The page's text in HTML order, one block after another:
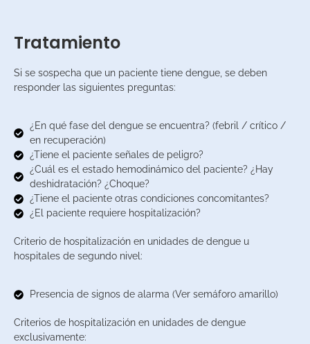
Tratamiento
Si se sospecha que un paciente tiene dengue, se deben
responder las siguientes preguntas:
¿En qué fase del dengue se encuentra? (febril / crítico /
en recuperación)
¿Tiene el paciente señales de peligro?
¿Cuál es el estado hemodinámico del paciente? ¿Hay
deshidratación? ¿Choque?
¿Tiene el paciente otras condiciones concomitantes?
¿El paciente requiere hospitalización?
Criterio de hospitalización en unidades de dengue u
hospitales de segundo nivel:
Presencia de signos de alarma (Ver semáforo amarillo)
Criterios de hospitalización en unidades de dengue
exclusivamente: